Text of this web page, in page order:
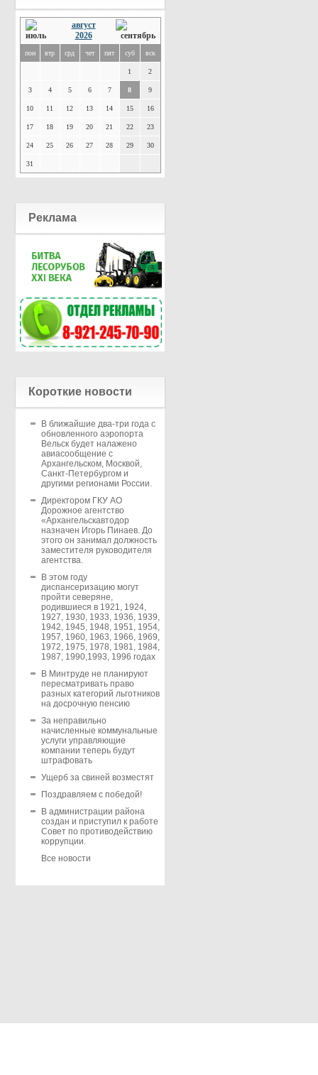
август
2026
пон втр срд чет пят суб вск
1 2
3 4 5 6 7 8 9
10 11 12 13 14 15 16
17 18 19 20 21 22 23
24 25 26 27 28 29 30
31
Реклама
Короткие новости
В ближайшие два-три года с
обновленного аэропорта
Вельск будет налажено
авиасообщение с
Архангельском, Москвой,
Санкт-Петербургом и
другими регионами России.
Директором ГКУ АО
Дорожное агентство
«Архангельскавтодор
назначен Игорь Пинаев. До
этого он занимал должность
заместителя руководителя
агентства.
В этом году
диспансеризацию могут
пройти северяне,
родившиеся в 1921, 1924,
1927, 1930, 1933, 1936, 1939,
1942, 1945, 1948, 1951, 1954,
1957, 1960, 1963, 1966, 1969,
1972, 1975, 1978, 1981, 1984,
1987, 1990,1993, 1996 годах
В Минтруде не планируют
пересматривать право
разных категорий льготников
на досрочную пенсию
За неправильно
начисленные коммунальные
услуги управляющие
компании теперь будут
штрафовать
Ущерб за свиней возместят
Поздравляем с победой!
В администрации района
создан и приступил к работе
Совет по противодействию
коррупции.
Все новости